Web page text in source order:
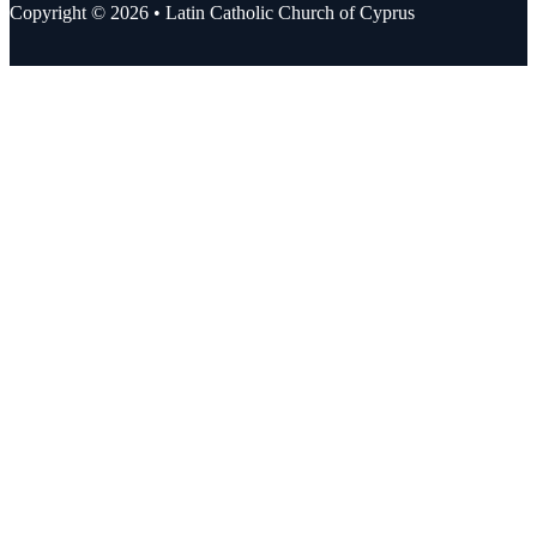
Copyright © 2026 • Latin Catholic Church of Cyprus